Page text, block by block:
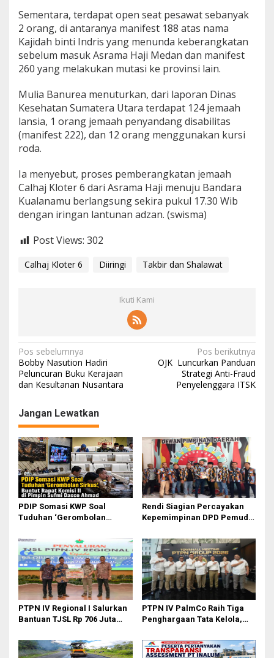
Sementara, terdapat open seat pesawat sebanyak
2 orang, di antaranya manifest 188 atas nama
Kajidah binti Indris yang menunda keberangkatan
sebelum masuk Asrama Haji Medan dan manifest
260 yang melakukan mutasi ke provinsi lain.
Mulia Banurea menuturkan, dari laporan Dinas
Kesehatan Sumatera Utara terdapat 124 jemaah
lansia, 1 orang jemaah penyandang disabilitas
(manifest 222), dan 12 orang menggunakan kursi
roda.
Ia menyebut, proses pemberangkatan jemaah
Calhaj Kloter 6 dari Asrama Haji menuju Bandara
Kualanamu berlangsung sekira pukul 17.30 Wib
dengan iringan lantunan adzan. (swisma)
Post Views: 302
Calhaj Kloter 6 Diiringi Takbir dan Shalawat
Ikuti Kami
N
a
v
i
g
a
s
i
p
o
s
Pos sebelumnya
Bobby Nasution Hadiri
Peluncuran Buku Kerajaan
dan Kesultanan Nusantara
Pos berikutnya
OJK Luncurkan Panduan
Strategi Anti-Fraud
Penyelenggara ITSK
Jangan Lewatkan
PDIP Somasi KWP Soal
Tuduhan ‘Gerombolan
II Dipimpin Sufmi Dasco
Ahmad
Rendi Siagian Percayakan
Kepemimpinan DPD Pemuda
kepada Josef Sembiring
PTPN IV Regional I Salurkan
Bantuan TJSL Rp 706 Juta
Berkelanjutan
PTPN IV PalmCo Raih Tiga
Penghargaan Tata Kelola,
dan Efisiensi